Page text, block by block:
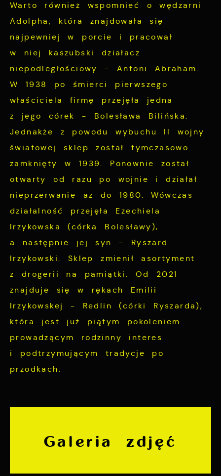
Warto również wspomnieć o wędzarni
Adolpha, która znajdowała się
najpewniej w porcie i pracował
w niej kaszubski działacz
niepodległościowy - Antoni Abraham.
W 1938 po śmierci pierwszego
właściciela firmę przejęła jedna
z jego córek - Bolesława Bilińska.
Jednakże z powodu wybuchu II wojny
światowej sklep został tymczasowo
zamknięty w 1939. Ponownie został
otwarty od razu po wojnie i działał
nieprzerwanie aż do 1980. Wówczas
działalność przejęła Ezechiela
Irzykowska (córka Bolesławy),
a następnie jej syn - Ryszard
Irzykowski. Sklep zmienił asortyment
z drogerii na pamiątki. Od 2021
znajduje się w rękach Emilii
Irzykowskej - Redlin (córki Ryszarda),
która jest już piątym pokoleniem
prowadzącym rodzinny interes
i podtrzymującym tradycje po
przodkach.
Galeria zdjęć
pośredników prezentujących nasze treści w
postaci wiadomości, ofert, komunikatów
mediów społecznościowych.